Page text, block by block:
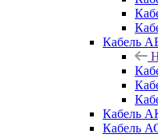
Кабель
Кабель
Кабель